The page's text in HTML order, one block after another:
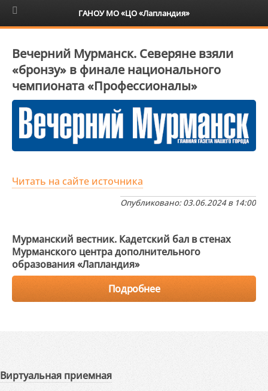
6+
Вечерний Мурманск. Северяне взяли
«бронзу» в финале национального
чемпионата «Профессионалы»
Читать на сайте источника
Опубликовано: 03.06.2024 в 14:00
Мурманский вестник. Кадетский бал в стенах
Мурманского центра дополнительного
образования «Лапландия»
Подробнее
Виртуальная приемная
ГАНОУ МО «ЦО «Лапландия»